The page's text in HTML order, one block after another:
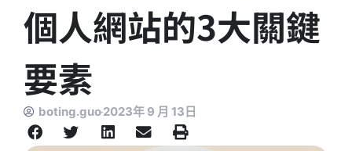
個人網站的3大關鍵
要素
boting.guo2023年 9 月 13日